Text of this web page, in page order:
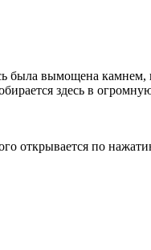
была вымощена камнем,
здесь в
открывается по